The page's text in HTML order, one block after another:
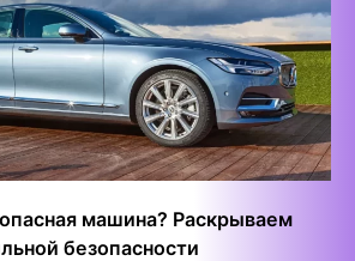
машина? Раскрываем
безопасности